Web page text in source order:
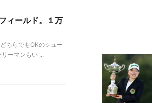
ィールド。１万
ちらでもOKのシュー
ーマンもい ...